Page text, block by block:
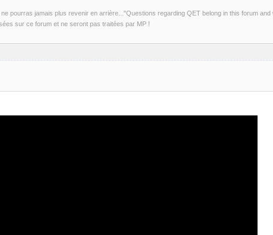
pourras jamais plus revenir en arrière..."Questions regarding QET belong in this forum
sur ce forum et ne seront pas traitées par MP !